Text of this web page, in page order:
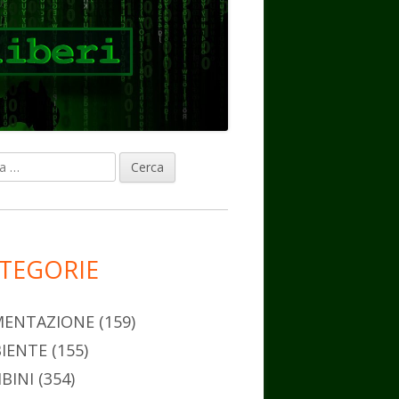
(159)
(155)
(354)